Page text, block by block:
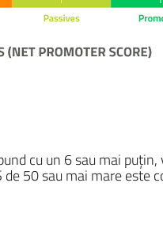
cu un 6 sau mai
50 sau mai mare este